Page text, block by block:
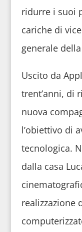
ridurre i suoi
cariche di
generale
Uscito da
trent’anni, di
nuova
l’obiettivo di
tecnologica.
dalla casa
realizzazione